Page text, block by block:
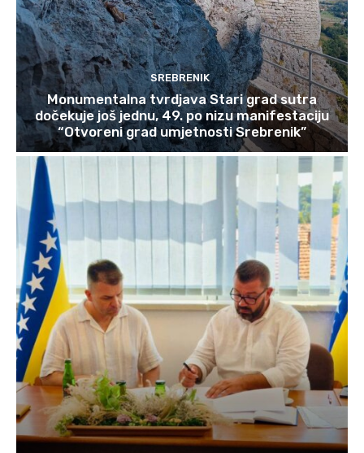
SREBRENIK
Monumentalna tvrdjava Stari grad sutra
dočekuje još jednu, 49. po nizu manifestaciju
“Otvoreni grad umjetnosti Srebrenik”